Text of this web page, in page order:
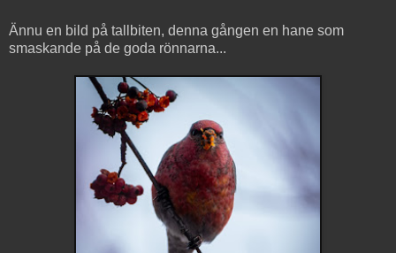
Ännu en bild på tallbiten, denna gången en hane som
smaskande på de goda rönnarna...